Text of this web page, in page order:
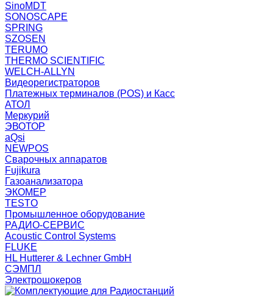
SinoMDT
SONOSCAPE
SPRING
SZOSEN
TERUMO
THERMO SCIENTIFIC
WELCH-ALLYN
Видеорегистраторов
Платежных терминалов (POS) и Касс
АТОЛ
Меркурий
ЭВОТОР
aQsi
NEWPOS
Сварочных аппаратов
Fujikura
Газоанализатора
ЭКОМЕР
TESTO
Промышленное оборудование
РАДИО-СЕРВИС
Acoustic Control Systems
FLUKE
HL Hutterer & Lechner GmbH
СЭМПЛ
Электрошокеров